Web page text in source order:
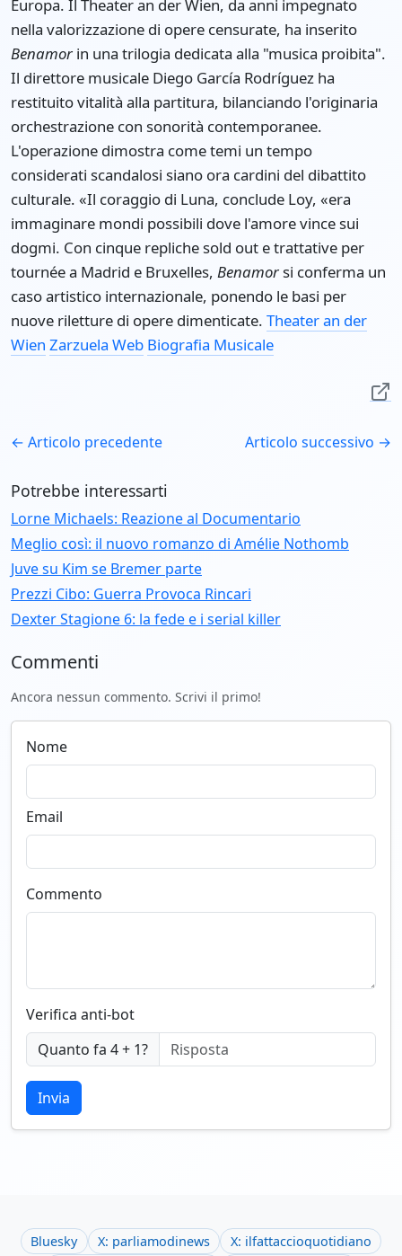
Europa. Il Theater an der Wien, da anni impegnato
nella valorizzazione di opere censurate, ha inserito
Benamor in una trilogia dedicata alla "musica proibita".
Il direttore musicale Diego García Rodríguez ha
restituito vitalità alla partitura, bilanciando l'originaria
orchestrazione con sonorità contemporanee.
L'operazione dimostra come temi un tempo
considerati scandalosi siano ora cardini del dibattito
culturale. «Il coraggio di Luna, conclude Loy, «era
immaginare mondi possibili dove l'amore vince sui
dogmi. Con cinque repliche sold out e trattative per
tournée a Madrid e Bruxelles, Benamorsi conferma un
caso artistico internazionale, ponendo le basi per
nuove riletture di opere dimenticate. Theater an der
Wien Zarzuela Web Biografia Musicale
← Articolo precedente Articolo successivo →
Potrebbe interessarti
Lorne Michaels: Reazione al Documentario
Meglio così: il nuovo romanzo di Amélie Nothomb
Juve su Kim se Bremer parte
Prezzi Cibo: Guerra Provoca Rincari
Dexter Stagione 6: la fede e i serial killer
Commenti
Ancora nessun commento. Scrivi il primo!
Nome
Email
Commento
Verifica anti-bot
Quanto fa 4 + 1?
Invia
Bluesky X: parliamodinews X: ilfattaccioquotidiano